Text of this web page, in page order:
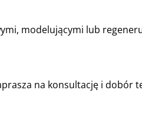
modelującymi lub
na konsultację i